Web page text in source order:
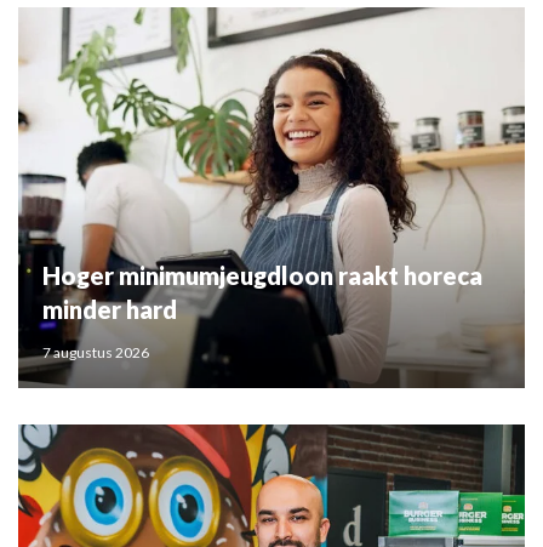
Hoger minimumjeugdloon raakt horeca
minder hard
7 augustus 2026